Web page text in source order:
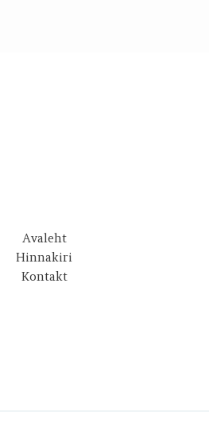
Avaleht
Hinnakiri
Kontakt